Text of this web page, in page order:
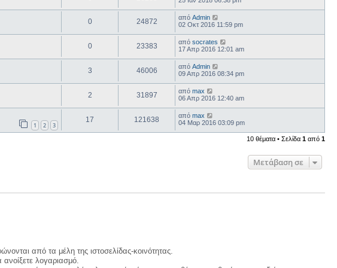
0 24872 από Admin
02 Οκτ 2016 11:59 pm
0 23383 από socrates
17 Απρ 2016 12:01 am
3 46006 από Admin
09 Απρ 2016 08:34 pm
2 31897 από max
06 Απρ 2016 12:40 am
1 2 3
17 121638 από max
04 Μαρ 2016 03:09 pm
10 θέματα • Σελίδα 1 από 1
Μετάβαση σε
από τα μέλη της ιστοσελίδας-κοινότητας.
λογαριασμό.